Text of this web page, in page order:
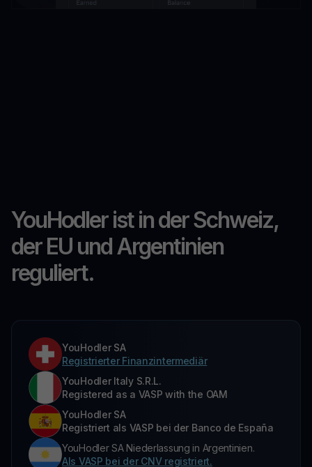
YouHodler ist in der Schweiz,
der EU und Argentinien
reguliert.
YouHodler SA
Registrierter Finanzintermediär
YouHodler Italy S.R.L.
Registered as a VASP with the OAM
YouHodler SA
Registriert als VASP bei der Banco de España
YouHodler SA Niederlassung in Argentinien.
Als VASP bei der CNV registriert.